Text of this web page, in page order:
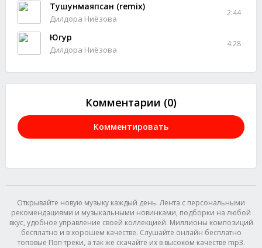
Тушунмаяпсан (remix)
Дилдора Ниёзова
2:44
Югур
Дилдора Ниёзова
4:28
Комментарии (0)
Комментировать
Открывайте новую музыку каждый день. Лента с персональными
рекомендациями и музыкальными новинками, подборки на любой
вкус, удобное управление своей коллекцией. Миллионы композиций
бесплатно и в хорошем качестве. Слушайте онлайн бесплатно
топовые Поп треки, а так же скачайте их в высоком качестве mp3.